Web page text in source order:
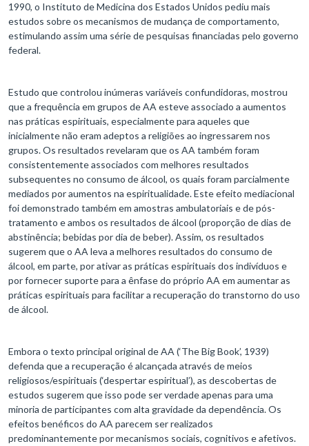
1990, o Instituto de Medicina dos Estados Unidos pediu mais
estudos sobre os mecanismos de mudança de comportamento,
estimulando assim uma série de pesquisas financiadas pelo governo
federal.
Estudo que controlou inúmeras variáveis confundidoras, mostrou
que a frequência em grupos de AA esteve associado a aumentos
nas práticas espirituais, especialmente para aqueles que
inicialmente não eram adeptos a religiões ao ingressarem nos
grupos. Os resultados revelaram que os AA também foram
consistentemente associados com melhores resultados
subsequentes no consumo de álcool, os quais foram parcialmente
mediados por aumentos na espiritualidade. Este efeito mediacional
foi demonstrado também em amostras ambulatoriais e de pós-
tratamento e ambos os resultados de álcool (proporção de dias de
abstinência; bebidas por dia de beber). Assim, os resultados
sugerem que o AA leva a melhores resultados do consumo de
álcool, em parte, por ativar as práticas espirituais dos indivíduos e
por fornecer suporte para a ênfase do próprio AA em aumentar as
práticas espirituais para facilitar a recuperação do transtorno do uso
de álcool.
Embora o texto principal original de AA (‘The Big Book’, 1939)
defenda que a recuperação é alcançada através de meios
religiosos/espirituais (‘despertar espiritual’), as descobertas de
estudos sugerem que isso pode ser verdade apenas para uma
minoria de participantes com alta gravidade da dependência. Os
efeitos benéficos do AA parecem ser realizados
predominantemente por mecanismos sociais, cognitivos e afetivos.